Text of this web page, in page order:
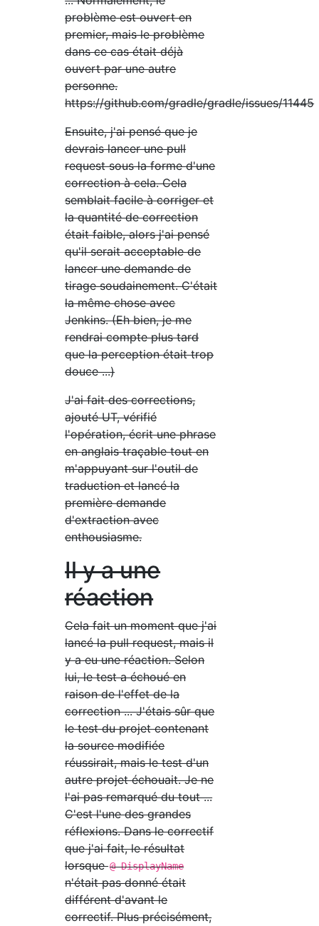
problème est ouvert en
premier, mais le problème
dans ce cas était déjà
ouvert par une autre
personne.
https://github.com/gradle/gradle/issues/11445
Ensuite, j'ai pensé que je
devrais lancer une pull
request sous la forme d'une
correction à cela. Cela
semblait facile à corriger et
la quantité de correction
était faible, alors j'ai pensé
qu'il serait acceptable de
lancer une demande de
tirage soudainement. C'était
la même chose avec
Jenkins. (Eh bien, je me
rendrai compte plus tard
que la perception était trop
douce ...)
J'ai fait des corrections,
ajouté UT, vérifié
l'opération, écrit une phrase
en anglais traçable tout en
m'appuyant sur l'outil de
traduction et lancé la
première demande
d'extraction avec
enthousiasme.
Il y a une
réaction
Cela fait un moment que j'ai
lancé la pull request, mais il
y a eu une réaction. Selon
lui, le test a échoué en
raison de l'effet de la
correction ... J'étais sûr que
le test du projet contenant
la source modifiée
réussirait, mais le test d'un
autre projet échouait. Je ne
l'ai pas remarqué du tout ...
C'est l'une des grandes
réflexions. Dans le correctif
que j'ai fait, le résultat
lorsque@ DisplayName
n'était pas donné était
différent d'avant le
correctif. Plus précisément,